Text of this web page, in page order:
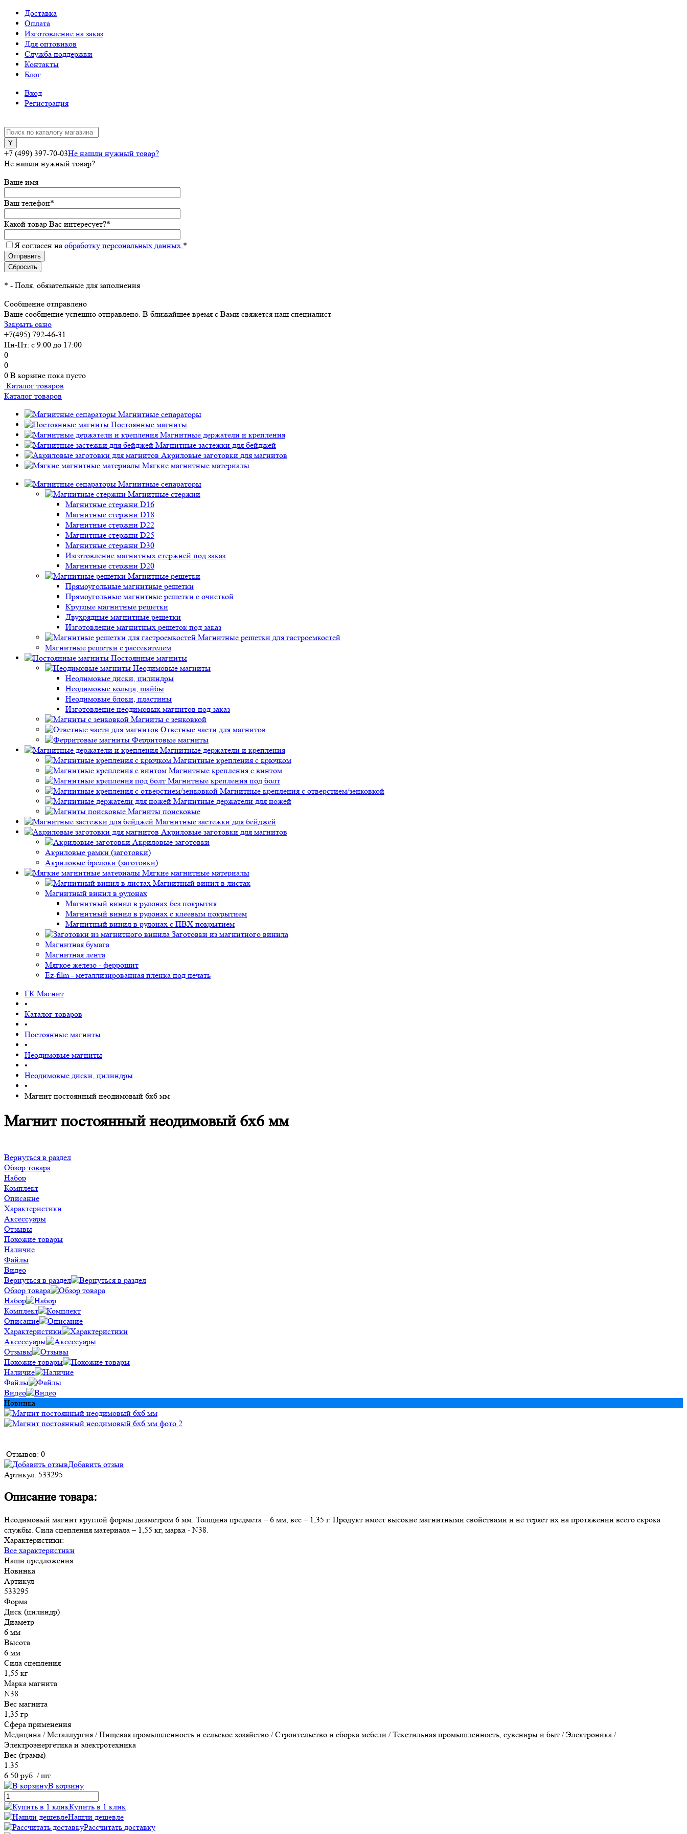
Доставка
Оплата
Изготовление на заказ
Для оптовиков
Служба поддержки
Контакты
Блог
Вход
Регистрация
+7 (499) 397-70-03Не нашли нужный товар?
Не нашли нужный товар?
Ваше имя
Ваш телефон*
Какой товар Вас интересует?*
Я согласен на обработку персональных данных.*
* - Поля, обязательные для заполнения
Сообщение отправлено
Ваше сообщение успешно отправлено. В ближайшее время с Вами свяжется наш специалист
Закрыть окно
+7(495) 792-46-31
Пн-Пт: с 9:00 до 17:00
0
0
0 В корзине пока пусто
Каталог товаров
Каталог товаров
Магнитные сепараторы
Постоянные магниты
Магнитные держатели и крепления
Магнитные застежки для бейджей
Акриловые заготовки для магнитов
Мягкие магнитные материалы
Магнитные сепараторы
Магнитные стержни
Магнитные стержни D16
Магнитные стержни D18
Магнитные стержни D22
Магнитные стержни D25
Магнитные стержни D30
Изготовление магнитных стержней под заказ
Магнитные стержни D20
Магнитные решетки
Прямоугольные магнитные решетки
Прямоугольные магнитные решетки с очисткой
Круглые магнитные решетки
Двухрядные магнитные решетки
Изготовление магнитных решеток под заказ
Магнитные решетки для гастроемкостей
Магнитные решетки с рассекателем
Постоянные магниты
Неодимовые магниты
Неодимовые диски, цилиндры
Неодимовые кольца, шайбы
Неодимовые блоки, пластины
Изготовление неодимовых магнитов под заказ
Магниты с зенковкой
Ответные части для магнитов
Ферритовые магниты
Магнитные держатели и крепления
Магнитные крепления с крючком
Магнитные крепления с винтом
Магнитные крепления под болт
Магнитные крепления с отверстием/зенковкой
Магнитные держатели для ножей
Магниты поисковые
Магнитные застежки для бейджей
Акриловые заготовки для магнитов
Акриловые заготовки
Акриловые рамки (заготовки)
Акриловые брелоки (заготовки)
Мягкие магнитные материалы
Магнитный винил в листах
Магнитный винил в рулонах
Магнитный винил в рулонах без покрытия
Магнитный винил в рулонах с клеевым покрытием
Магнитный винил в рулонах с ПВХ покрытием
Заготовки из магнитного винила
Магнитная бумага
Магнитная лента
Мягкое железо - феррошит
Ez-film - металлизированная пленка под печать
ГК Магнит
•
Каталог товаров
•
Постоянные магниты
•
Неодимовые магниты
•
Неодимовые диски, цилиндры
•
Магнит постоянный неодимовый 6х6 мм
Магнит постоянный неодимовый 6х6 мм
Вернуться в раздел
Обзор товара
Набор
Комплект
Описание
Характеристики
Аксессуары
Отзывы
Похожие товары
Наличие
Файлы
Видео
Вернуться в раздел
Обзор товара
Набор
Комплект
Описание
Характеристики
Аксессуары
Отзывы
Похожие товары
Наличие
Файлы
Видео
Новинка
Отзывов: 0
Добавить отзыв
Артикул: 533295
Описание товара:
Неодимовый магнит круглой формы диаметром 6 мм. Толщина предмета – 6 мм, вес – 1,35 г. Продукт имеет высокие магнитными свойствами и не теряет их на протяжении всего скрока
службы. Сила сцепления материала – 1,55 кг, марка - N38.
Характеристики:
Все характеристики
Наши предложения
Новинка
Артикул
533295
Форма
Диск (цилиндр)
Диаметр
6 мм
Высота
6 мм
Сила сцепления
1,55 кг
Марка магнита
N38
Вес магнита
1,35 гр
Сфера применения
Медицина / Металлургия / Пищевая промышленность и сельское хозяйство / Строительство и сборка мебели / Текстильная промышленность, сувениры и быт / Электроника /
Электроэнергетика и электротехника
Вес (грамм)
1.35
6.50 руб. / шт
В корзину
Купить в 1 клик
Нашли дешевле
Рассчитать доставку